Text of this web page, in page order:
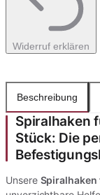
Widerruf erklären
Beschreibung
Spiralhaken
Stück: Die
Unsere Spiralhaken